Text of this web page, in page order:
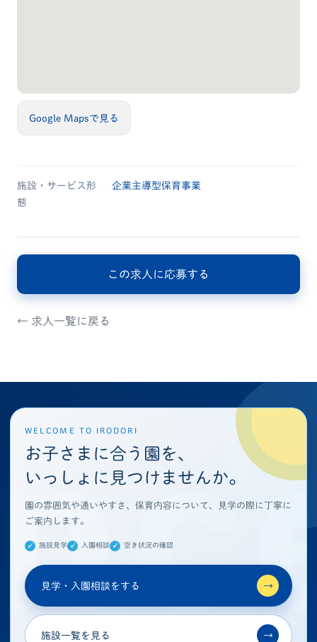
Google Mapsで見る
施設・サービス形
態
企業主導型保育事業
この求人に応募する
← 求人一覧に戻る
WELCOME TO IRODORI
お子さまに合う園を、
いっしょに見つけませんか。
園の雰囲気や通いやすさ、保育内容について、見学の際に丁寧に
ご案内します。
施設見学 入園相談 空き状況の確認
見学・入園相談をする →
施設一覧を見る →